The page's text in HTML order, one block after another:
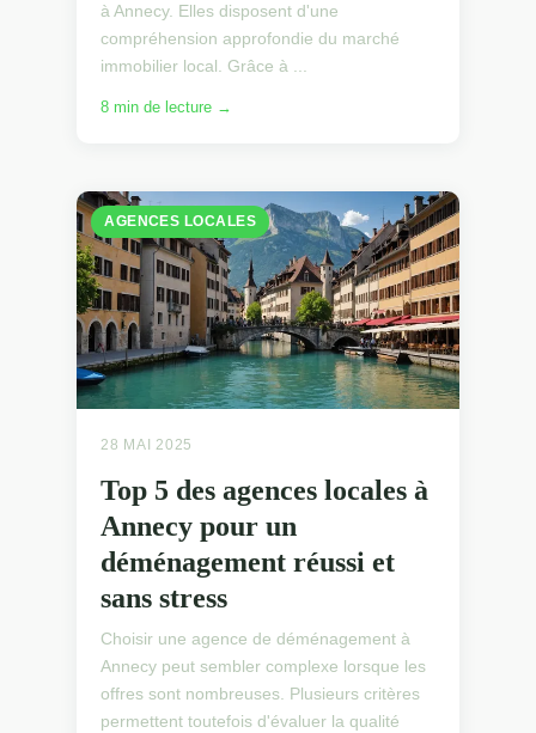
à Annecy. Elles disposent d'une
compréhension approfondie du marché
immobilier local. Grâce à ...
8 min de lecture →
AGENCES LOCALES
28 MAI 2025
Top 5 des agences locales à
Annecy pour un
déménagement réussi et
sans stress
Choisir une agence de déménagement à
Annecy peut sembler complexe lorsque les
offres sont nombreuses. Plusieurs critères
permettent toutefois d'évaluer la qualité